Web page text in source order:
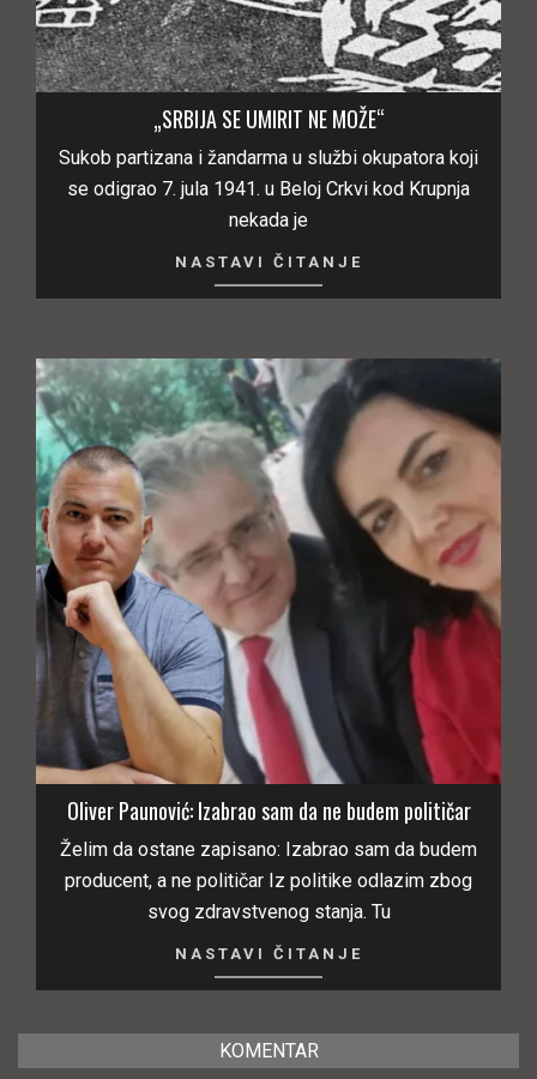
„SRBIJA SE UMIRIT NE MOŽE“
Sukob partizana i žandarma u službi okupatora koji
se odigrao 7. jula 1941. u Beloj Crkvi kod Krupnja
nekada je
NASTAVI ČITANJE
Oliver Paunović: Izabrao sam da ne budem političar
Želim da ostane zapisano: Izabrao sam da budem
producent, a ne političar Iz politike odlazim zbog
svog zdravstvenog stanja. Tu
NASTAVI ČITANJE
KOMENTAR